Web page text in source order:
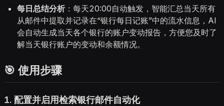
每日总结分析：每天20:00自动触发，智能汇总当天所有
从邮件中提取并记录在“银行每日记账”中的流水信息，AI
会自动生成当天各个银行的账户变动报告，方便您及时了
解当天银行账户的变动和余额情况。
🎯 使用步骤
1. 配置并启用检索银行邮件自动化